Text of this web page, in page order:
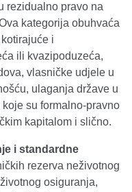
rezidualno pravo na
kategorija obuhvaća
i
ili kvazipoduzeća,
vlasničke udjele u
ulaganja države u
su formalno-pravno
kapitalom i slično.
i standardne
rezerva neživotnog
osiguranja,